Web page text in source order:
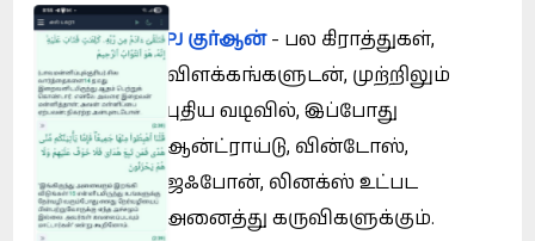
PJ குர்ஆன்- பல கிராத்துகள்,
விளக்கங்களுடன், முற்றிலும்
புதிய வடிவில், இப்போது
ஆன்ட்ராய்டு, வின்டோஸ்,
ஜஃபோன், லினக்ஸ் உட்பட
அனைத்து கருவிகளுக்கும்.